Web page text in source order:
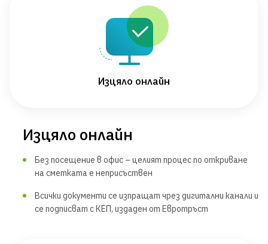
Изцяло онлайн
Изцяло онлайн
Без посещение в офис – целият процес по откриване
на сметката е неприсъствен
Всички документи се изпращат чрез дигитални канали и
се подписват с КЕП, издаден от Евротръст